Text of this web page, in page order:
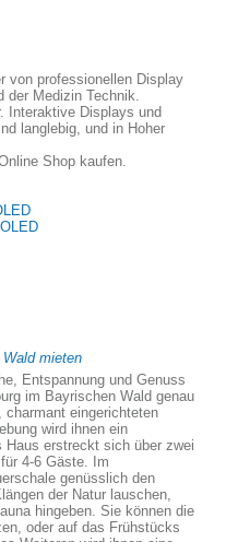
von professionellen Display
der Medizin Technik.
Interaktive Displays und
langlebig, und in Hoher
Shop kaufen.
mieten
Entspannung und Genuss
im Bayrischen Wald genau
eingerichteten
wird ihnen ein
Haus erstreckt sich über zwei
4-6 Gäste. Im
genüsslich den
der Natur lauschen,
hingeben. Sie können die
oder auf das Frühstücks